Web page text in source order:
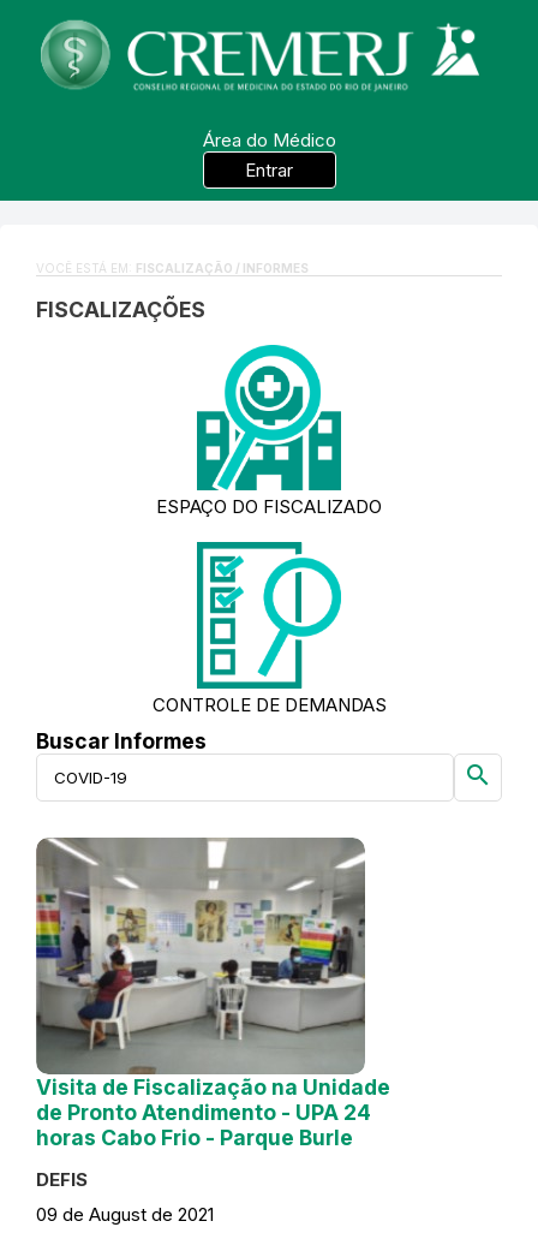
Área do Médico
Entrar
VOCÊ ESTÁ EM: FISCALIZAÇÃO / INFORMES
FISCALIZAÇÕES
ESPAÇO DO FISCALIZADO
CONTROLE DE DEMANDAS
Buscar Informes
search
Visita de Fiscalização na Unidade
de Pronto Atendimento - UPA 24
horas Cabo Frio - Parque Burle
DEFIS
09 de August de 2021